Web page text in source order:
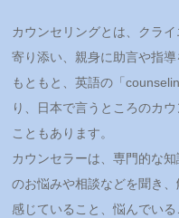
カウンセリングとは、クラ
寄り添い、親身に助言や指導
もともと、英語の「
り、日本で言うところのカ
こともあります。
カウンセラーは、専門的な
のお悩みや相談などを聞き
感じていること、悩んでい